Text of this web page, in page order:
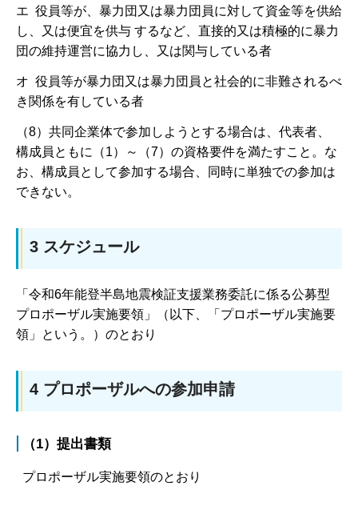
エ 役員等が、暴力団又は暴力団員に対して資金等を供給
し、又は便宜を供与 するなど、直接的又は積極的に暴力
団の維持運営に協力し、又は関与している者
オ 役員等が暴力団又は暴力団員と社会的に非難されるべ
き関係を有している者
（8）共同企業体で参加しようとする場合は、代表者、
構成員ともに（1）～（7）の資格要件を満たすこと。な
お、構成員として参加する場合、同時に単独での参加は
できない。
3 スケジュール
「令和6年能登半島地震検証支援業務委託に係る公募型
プロポーザル実施要領」（以下、「プロポーザル実施要
領」という。）のとおり
4 プロポーザルへの参加申請
（1）提出書類
プロポーザル実施要領のとおり